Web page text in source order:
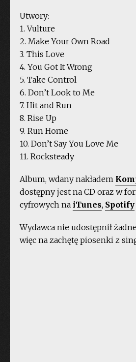
Utwory:
1. Vulture
2. Make Your Own Road
3. This Love
4. You Got It Wrong
5. Take Control
6. Don’t Look to Me
7. Hit and Run
8. Rise Up
9. Run Home
10. Don’t Say You Love Me
11. Rocksteady
Album, wdany nakładem
dostępny jest na CD oraz w
cyfrowych na iTunes, Spotify
Wydawca nie udostępnił
więc na zachętę piosenki z